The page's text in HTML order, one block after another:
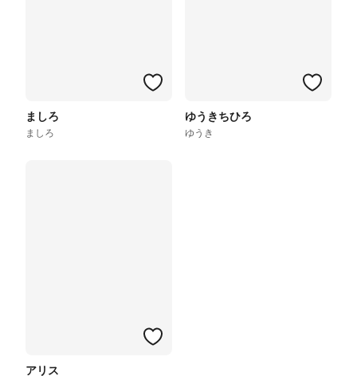
ましろ
ましろ
ゆうきちひろ
ゆうき
アリス